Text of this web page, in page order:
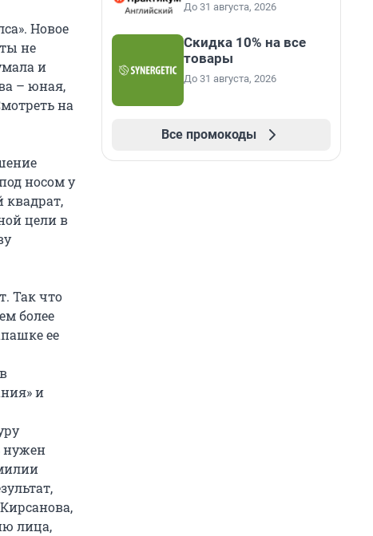
Новое
не
и
– юная,
на
носом у
квадрат,
цели в
Так что
более
ее
и
нужен
лица,
До 31 августа, 2026
Скидка 10% на все
товары
До 31 августа, 2026
Все промокоды